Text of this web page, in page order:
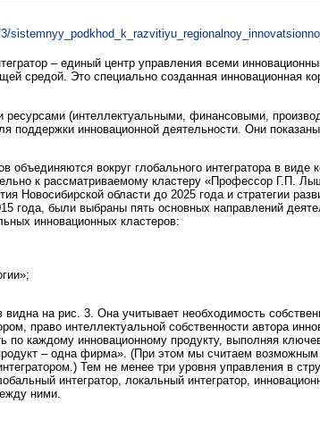
– единый центр управления всеми
средой. Это специально созданная инновационная
ресурсами (интеллектуальными, финансовыми,
поддержки инновационной деятельности. Они
объединяются вокруг глобального интегратора в виде
к рассматриваемому кластеру «Профессор Г.П.
Новосибирской области до 2025 года и стратегии
года, были выбраны пять основных направлений
инновационных кластеров:
видна на рис. 3. Она учитывает необходимость
право интеллектуальной собственности автора
по каждому инновационному продукту, выполняя
– одна фирма». (При этом мы считаем возможным
Тем не менее три уровня управления в
интегратор, локальный интегратор,
ними.